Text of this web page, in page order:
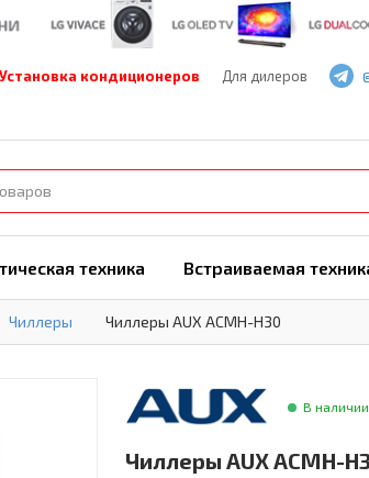
Установка кондиционеров Для дилеров
техника Встраиваемая
Чиллеры Чиллеры AUX ACMH-H30
В наличии
Чиллеры AUX ACMH-